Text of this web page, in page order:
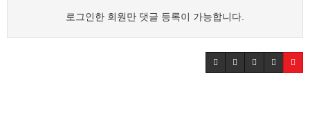
로그인한 회원만 댓글 등록이 가능합니다.